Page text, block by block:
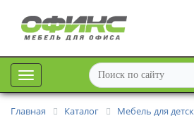
Меню
Главная Каталог
Мебель для